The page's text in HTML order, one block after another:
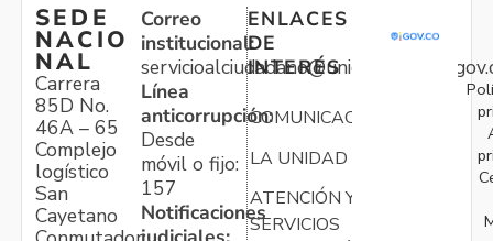
SEDE
NACIO
NAL
Carrera
85D No.
46A – 65
Complejo
logístico
San
Cayetano
Correo
institucional:
Línea
anticorrupción:
Desde
móvil o fijo:
157
Notificaciones
ENLACES
DE
INTERÉS
COMUNICACIONES
LA UNIDAD
ATENCIÓN Y
SERVICIOS